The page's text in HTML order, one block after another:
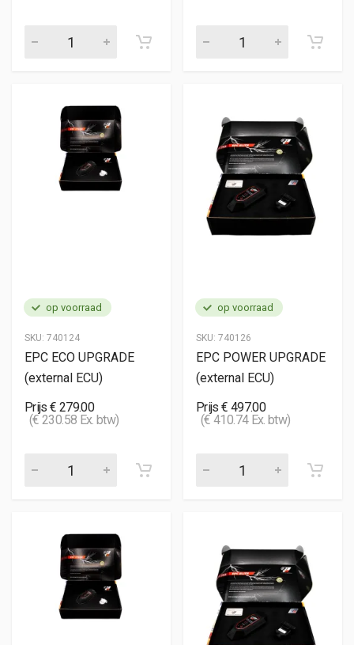
op voorraad
SKU: 740124
EPC ECO UPGRADE
(external ECU)
Prijs € 279.00
(€ 230.58 Ex. btw)
op voorraad
SKU: 740126
EPC POWER UPGRADE
(external ECU)
Prijs € 497.00
(€ 410.74 Ex. btw)